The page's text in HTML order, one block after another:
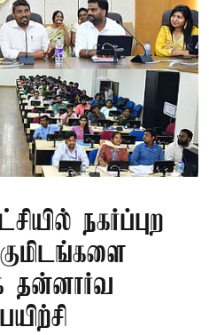
நகர்ப்புற
தன்னார்வ